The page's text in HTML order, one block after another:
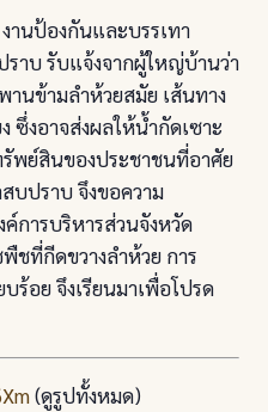
านป้องกันและบรรเทา
าบ รับแจ้งจากผู้ใหญ่บ้านว่า
นข้ามลำห้วยสมัย เส้นทาง
ซึ่งอาจส่งผลให้น้ำกัดเซาะ
พย์สินของประชาชนที่อาศัย
บปราบ จึงขอความ
ค์การบริหารส่วนจังหวัด
ชที่กีดขวางลำห้วย การ
ร้อย จึงเรียนมาเพื่อโปรด
(ดูรูปทั้งหมด)